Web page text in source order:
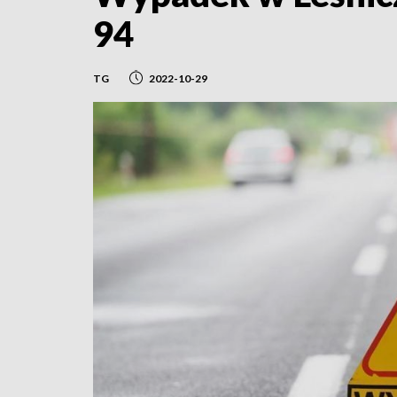
94
TG 2022-10-29